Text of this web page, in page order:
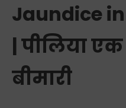
Jaundice
| पीलिया
बीमारी